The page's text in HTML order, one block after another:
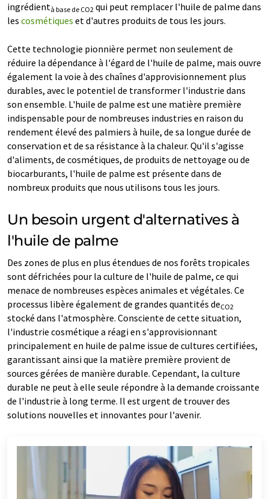
ingrédientà base de CO2 qui peut remplacer l'huile de palme dans
les cosmétiques et d'autres produits de tous les jours.
Cette technologie pionnière permet non seulement de
réduire la dépendance à l'égard de l'huile de palme, mais ouvre
également la voie à des chaînes d'approvisionnement plus
durables, avec le potentiel de transformer l'industrie dans
son ensemble. L'huile de palme est une matière première
indispensable pour de nombreuses industries en raison du
rendement élevé des palmiers à huile, de sa longue durée de
conservation et de sa résistance à la chaleur. Qu'il s'agisse
d'aliments, de cosmétiques, de produits de nettoyage ou de
biocarburants, l'huile de palme est présente dans de
nombreux produits que nous utilisons tous les jours.
Un besoin urgent d'alternatives à
l'huile de palme
Des zones de plus en plus étendues de nos forêts tropicales
sont défrichées pour la culture de l'huile de palme, ce qui
menace de nombreuses espèces animales et végétales. Ce
processus libère également de grandes quantités deCO2
stocké dans l'atmosphère. Consciente de cette situation,
l'industrie cosmétique a réagi en s'approvisionnant
principalement en huile de palme issue de cultures certifiées,
garantissant ainsi que la matière première provient de
sources gérées de manière durable. Cependant, la culture
durable ne peut à elle seule répondre à la demande croissante
de l'industrie à long terme. Il est urgent de trouver des
solutions nouvelles et innovantes pour l'avenir.